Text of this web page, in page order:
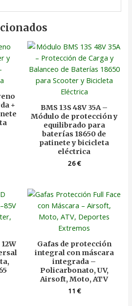
+
BMS 13S 48V 35A –
Módulo de protección y
equilibrado para
baterías 18650 de
patinete y bicicleta
eléctrica
26€
Gafas de protección
integral con máscara
integrada –
Policarbonato, UV,
Airsoft, Moto, ATV
11€